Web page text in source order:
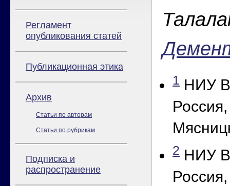
Регламент
опубликования статей
Публикационная этика
Архив
Статьи по авторам
Статьи по рубрикам
Подписка и
распространение
1 НИУ
2 НИУ